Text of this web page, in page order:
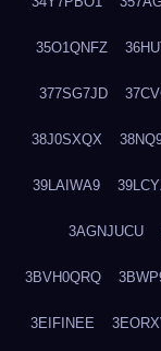
35O1QNFZ
377SG7JD
38J0SXQX
39LAIWA9
3AGNJUCU
3BVH0QRQ
3EIFINEE